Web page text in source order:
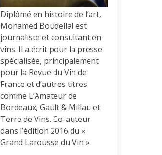
Diplômé en histoire de l’art,
Mohamed Boudellal est
journaliste et consultant en
vins. Il a écrit pour la presse
spécialisée, principalement
pour la Revue du Vin de
France et d’autres titres
comme L’Amateur de
Bordeaux, Gault & Millau et
Terre de Vins. Co-auteur
dans l’édition 2016 du «
Grand Larousse du Vin ».